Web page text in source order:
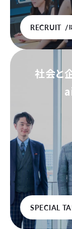
RECRUIT
社会と
SPECIAL